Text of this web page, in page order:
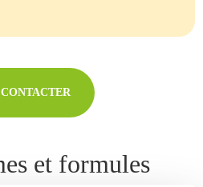
et formules